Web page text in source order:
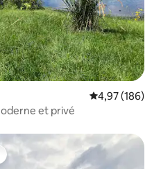
Évaluation
4,97 (186)
et privé
plus appréciés